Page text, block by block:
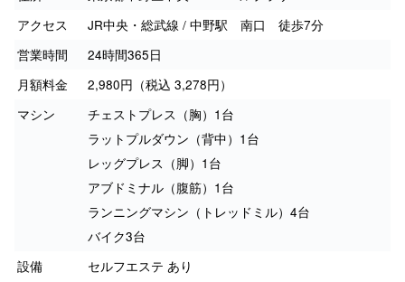
アクセス
JR中央・総武線 / 中野駅 南口 徒歩7分
営業時間
24時間365日
月額料金
2,980円（税込 3,278円）
マシン
チェストプレス（胸）1台
ラットプルダウン（背中）1台
レッグプレス（脚）1台
アブドミナル（腹筋）1台
ランニングマシン（トレッドミル）4台
バイク3台
設備
セルフエステ あり